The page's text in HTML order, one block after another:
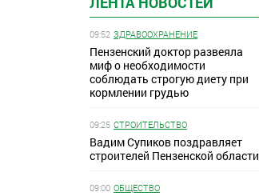
09:52 ЗДРАВООХРАНЕНИЕ
Пензенский доктор развеяла
миф о необходимости
соблюдать строгую диету при
кормлении грудью
09:25 СТРОИТЕЛЬСТВО
Вадим Супиков поздравляет
строителей Пензенской области
09:00 ОБЩЕСТВО